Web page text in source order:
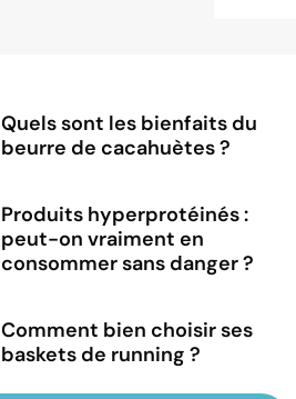
Quels sont les bienfaits du
beurre de cacahuètes ?
Produits hyperprotéinés :
peut-on vraiment en
consommer sans danger ?
Comment bien choisir ses
baskets de running ?